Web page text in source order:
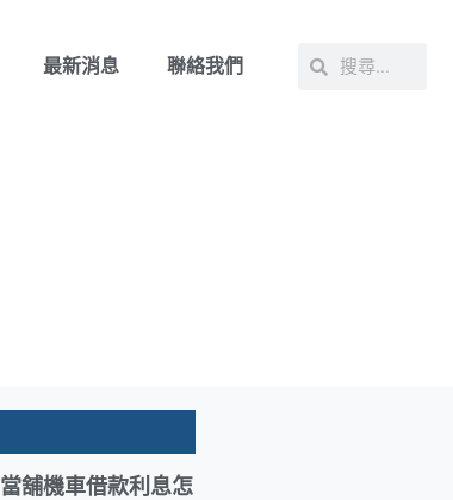
最新消息 聯絡我們
當舖機車借款利息怎